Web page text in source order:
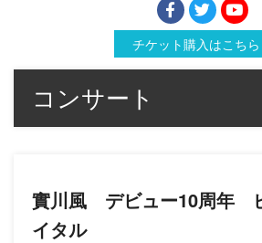
チケット購入はこち
コンサート
實川風 デビュー10周年
イタル